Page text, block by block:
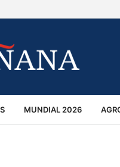
MUNDIAL 2026